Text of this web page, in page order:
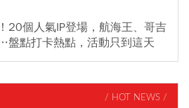
20個人氣IP登場，航海王、哥吉
盤點打卡熱點，活動只到這天
/ HOT NEWS /